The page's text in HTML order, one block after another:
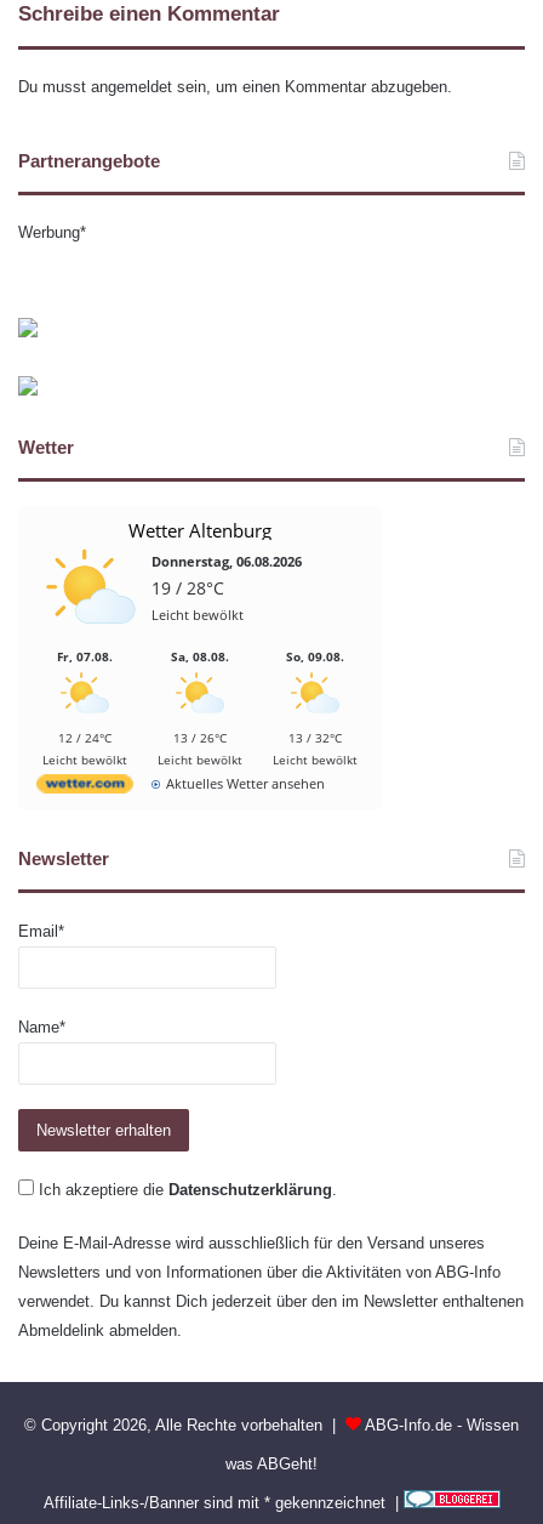
Schreibe einen Kommentar
Du musst angemeldet sein, um einen Kommentar abzugeben.
Partnerangebote
Werbung*
Wetter
Wetter Altenburg
Donnerstag, 06.08.2026
19 / 28°C
Leicht bewölkt
Fr, 07.08.
12 / 24°C
Leicht bewölkt
Sa, 08.08.
13 / 26°C
Leicht bewölkt
So, 09.08.
13 / 32°C
Leicht bewölkt
Aktuelles Wetter ansehen
Newsletter
Email*
Name*
Ich akzeptiere die Datenschutzerklärung
Deine E-Mail-Adresse wird ausschließlich für den Versand unseres
Newsletters und von Informationen über die Aktivitäten von ABG-Info
verwendet. Du kannst Dich jederzeit über den im Newsletter enthaltenen
Abmeldelink abmelden.
© Copyright 2026, Alle Rechte vorbehalten | ABG-Info.de - Wissen
was ABGeht!
Affiliate-Links-/Banner sind mit * gekennzeichnet |